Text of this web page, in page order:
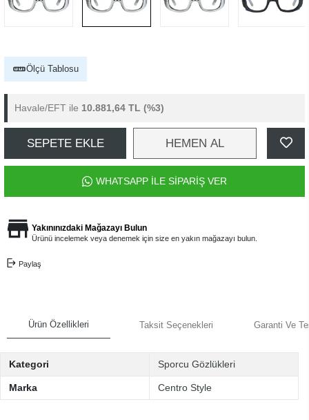
Ölçü Tablosu
Havale/EFT ile 10.881,64 TL (%3)
SEPETE EKLE HEMEN AL
WHATSAPP İLE SİPARİŞ VER
Yakınınızdaki Mağazayı Bulun
Ürünü incelemek veya denemek için size en yakın mağazayı bulun.
Paylaş
Ürün Özellikleri Taksit Seçenekleri Garanti Ve
Kategori Sporcu Gözlükleri
Marka Centro Style